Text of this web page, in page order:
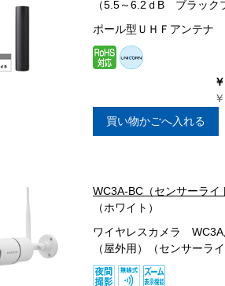
（5.5～6.2ｄB ブラック
ポール型ＵＨＦアンテナ
買い物かごへ入れる
WC3A-BC（センサーライ
（ホワイト）
ワイヤレスカメラ WC3A
（屋外用）（センサーライ